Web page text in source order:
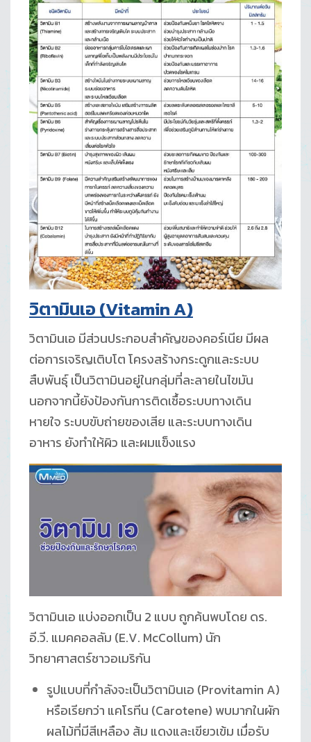
วิตามินเอ(Vitamin A)
วิตามินเอ มีส่วนประกอบสำคัญของคอร์เนีย มีผล
ต่อการเจริญเติบโต โครงสร้างกระดูกและระบบ
สืบพันธุ์ เป็นวิตามินอยู่ในกลุ่มที่ละลายในไขมัน
นอกจากนี้ยังป้องกันการติดเชื้อระบบทางเดิน
หายใจ ระบบขับถ่ายของเสีย และระบบทางเดิน
อาหาร ยังทำให้ผิว และผมแข็งแรง
วิตามินเอ แบ่งออกเป็น 2 แบบ ถูกค้นพบโดย ดร.
อี.วี. แมคคอลลัม (E.V. McCollum) นัก
วิทยาศาสตร์ชาวอเมริกัน
รูปแบบที่กำลังจะเป็นวิตามินเอ (Provitamin A)
หรือเรียกว่า แคโรทีน (Carotene) พบมากในผัก
ผลไม้ที่มีสีเหลือง ส้ม แดงและเขียวเข้ม เมื่อรับ